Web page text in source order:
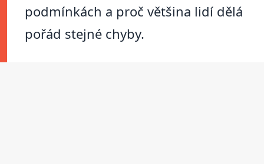
podmínkách a proč většina lidí dělá
pořád stejné chyby.